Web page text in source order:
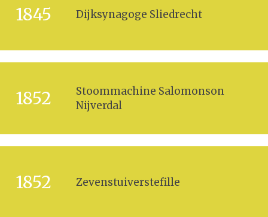
1845 Dijksynagoge Sliedrecht
1852
Stoommachine Salomonson
Nijverdal
1852 Zevenstuiverstefille